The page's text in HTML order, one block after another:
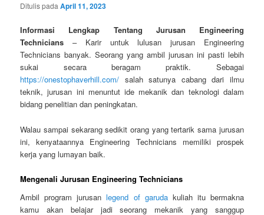
Ditulis padaApril 11, 2023
Informasi Lengkap Tentang Jurusan Engineering
Technicians – Karir untuk lulusan jurusan Engineering
Technicians banyak. Seorang yang ambil jurusan ini pasti lebih
sukai secara beragam praktik. Sebagai
https://onestophaverhill.com/ salah satunya cabang dari ilmu
teknik, jurusan ini menuntut ide mekanik dan teknologi dalam
bidang penelitian dan peningkatan.
Walau sampai sekarang sedikit orang yang tertarik sama jurusan
ini, kenyataannya Engineering Technicians memiliki prospek
kerja yang lumayan baik.
Mengenali Jurusan Engineering Technicians
Ambil program jurusanlegend of garudakuliah itu bermakna
kamu akan belajar jadi seorang mekanik yang sanggup